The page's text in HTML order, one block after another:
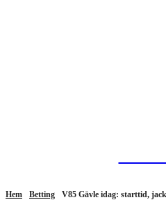
Hem Betting V85 Gävle idag: starttid,